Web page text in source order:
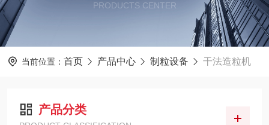
PRODUCTS CENTER
当前位置： 首页 产品中心 制粒设备 干法造粒机
产品分类